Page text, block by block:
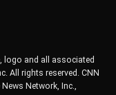
logo and all associated
All rights reserved. CNN
Network, Inc.,